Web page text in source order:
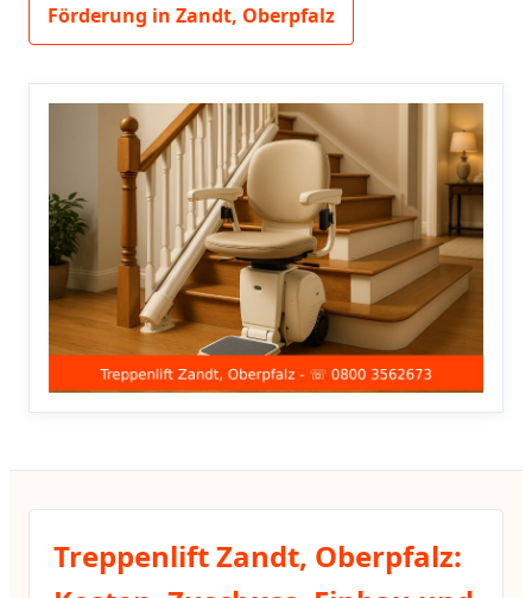
Förderung in Zandt, Oberpfalz
Treppenlift Zandt, Oberpfalz: